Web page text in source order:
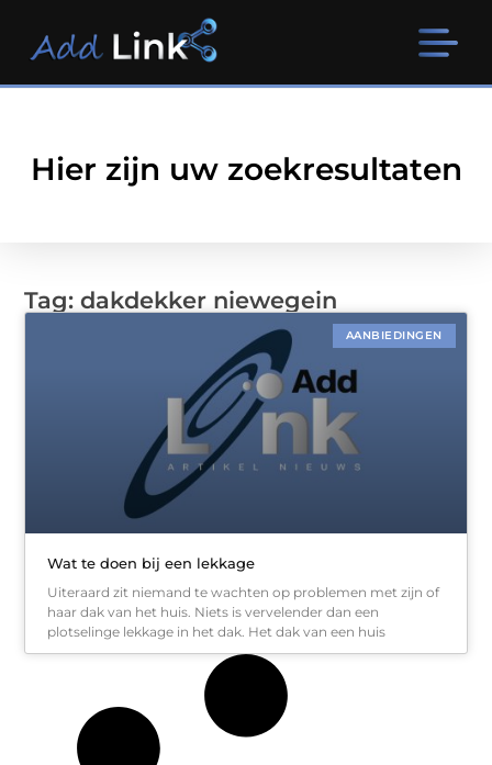
Hier zijn uw zoekresultaten
Tag: dakdekker niewegein
AANBIEDINGEN
Wat te doen bij een lekkage
Uiteraard zit niemand te wachten op problemen met zijn of
haar dak van het huis. Niets is vervelender dan een
plotselinge lekkage in het dak. Het dak van een huis